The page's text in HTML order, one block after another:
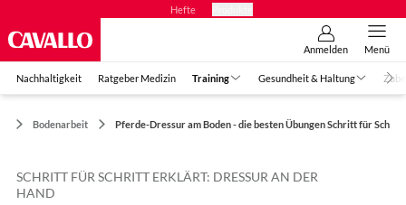
Hefte
Anmelden Menü
Nachhaltigkeit Ratgeber Medizin Training Gesundheit & Haltung
Bodenarbeit Pferde-Dressur am Boden - die besten Übungen Schritt für Schritt
SCHRITT FÜR SCHRITT ERKLÄRT: DRESSUR AN DER
HAND